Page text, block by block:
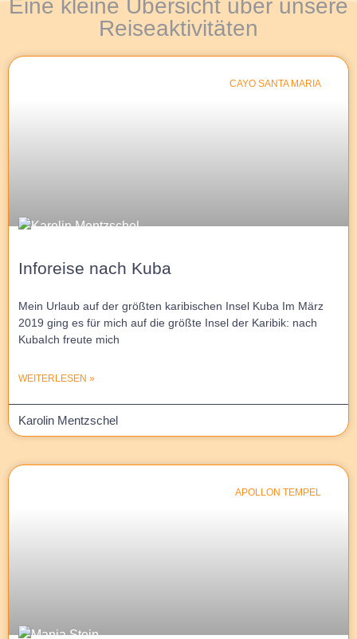
Eine kleine Übersicht über unsere
Reiseaktivitäten
CAYO SANTA MARIA
Inforeise nach Kuba
Mein Urlaub auf der größten karibischen Insel Kuba Im März
2019 ging es für mich auf die größte Insel der Karibik: nach
KubaIch freute mich
WEITERLESEN »
Karolin Mentzschel
APOLLON TEMPEL